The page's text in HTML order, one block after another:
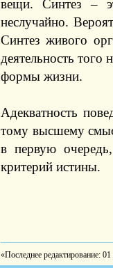
вещи. Синтез –
неслучайно.
Синтез живого
деятельность того
формы жизни.
Адекватность
тому высшему
в первую
критерий истины.
«Последнее редактирование: